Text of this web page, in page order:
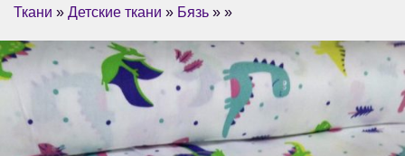
Ткани » Детские ткани » Бязь » »